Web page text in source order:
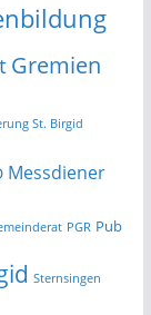
Gremien
St. Birgid
Messdiener
PGR Pub
Sternsingen